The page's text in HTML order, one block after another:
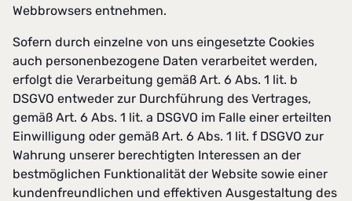
Webbrowsers entnehmen.
Sofern durch einzelne von uns eingesetzte Cookies
auch personenbezogene Daten verarbeitet werden,
erfolgt die Verarbeitung gemäß Art. 6 Abs. 1 lit. b
DSGVO entweder zur Durchführung des Vertrages,
gemäß Art. 6 Abs. 1 lit. a DSGVO im Falle einer erteilten
Einwilligung oder gemäß Art. 6 Abs. 1 lit. f DSGVO zur
Wahrung unserer berechtigten Interessen an der
bestmöglichen Funktionalität der Website sowie einer
kundenfreundlichen und effektiven Ausgestaltung des